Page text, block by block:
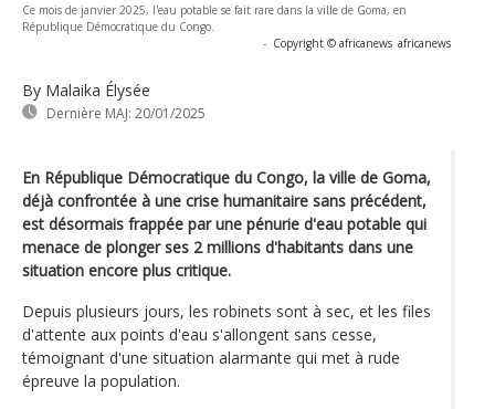
Ce mois de janvier 2025, l'eau potable se fait rare dans la ville de Goma, en
République Démocratique du Congo.
- Copyright © africanews africanews
By Malaika Élysée
Dernière MAJ: 20/01/2025
En République Démocratique du Congo, la ville de Goma,
déjà confrontée à une crise humanitaire sans précédent,
est désormais frappée par une pénurie d'eau potable qui
menace de plonger ses 2 millions d'habitants dans une
situation encore plus critique.
Depuis plusieurs jours, les robinets sont à sec, et les files
d'attente aux points d'eau s'allongent sans cesse,
témoignant d'une situation alarmante qui met à rude
épreuve la population.